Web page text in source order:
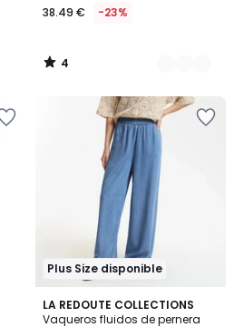
38.49 € -23%
4
/
Plus Size disponible
LA REDOUTE COLLECTIONS
Vaqueros fluidos de pernera
4,6
/ 5